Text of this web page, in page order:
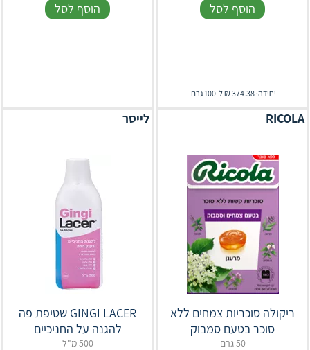
הוסף לסל
יחידה: 374.38 ₪ ל-100 גרם
הוסף לסל
RICOLA
ריקולה סוכריות צמחים ללא
סוכר בטעם סמבוק
50 גרם
לייסר
‎GINGI LACER‎ שטיפת פה
להגנה על החניכיים
500 מ"ל